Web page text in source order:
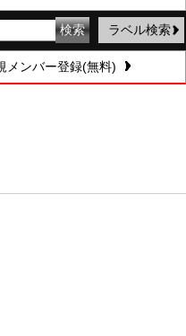
ラベル検索
メンバー登録(無料)